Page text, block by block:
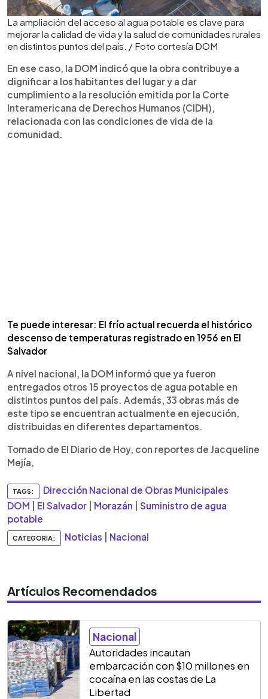
La ampliación del acceso al agua potable es clave para
mejorar la calidad de vida y la salud de comunidades rurales
en distintos puntos del país. / Foto cortesía DOM
En ese caso, la DOM indicó que la obra contribuye a
dignificar a los habitantes del lugar y a dar
cumplimiento a la resolución emitida por la Corte
Interamericana de Derechos Humanos (CIDH),
relacionada con las condiciones de vida de la
comunidad.
Te puede interesar: El frío actual recuerda el histórico
descenso de temperaturas registrado en 1956 en El
Salvador
A nivel nacional, la DOM informó que ya fueron
entregados otros 15 proyectos de agua potable en
distintos puntos del país. Además, 33 obras más de
este tipo se encuentran actualmente en ejecución,
distribuidas en diferentes departamentos.
Tomado de El Diario de Hoy, con reportes de Jacqueline
Mejía,
TAGS:
Dirección Nacional de Obras Municipales
DOM
El Salvador Morazán
Suministro de agua
potable
CATEGORIA: Noticias Nacional
Artículos Recomendados
Nacional
Autoridades incautan
embarcación con $10 millones en
cocaína en las costas de La
Libertad